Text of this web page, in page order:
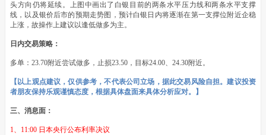
头方向仍将延续。上图中画出了白银目前的两条水平压力线和两条水平支撑
线，以及银价后市的预期走势图，预计白银日内将逐渐在第一支撑位附近企稳
上涨，故操作上建议以逢低做多为主。
日内交易策略：
多单：23.70附近尝试做多，止损23.50，目标24.00、24.30附近。
【以上观点建议，仅供参考，不代表公司立场，据此交易风险自担。建议投资
者朋友保持乐观谨慎态度，根据具体盘面来具体分析应对。】
三、消息面：
1、11:00 日本央行公布利率决议